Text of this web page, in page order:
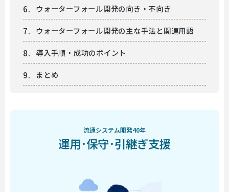
ウォーターフォール開発の向き・不向き
ウォーターフォール開発の主な手法と関連用語
導入手順・成功のポイント
まとめ
流通システム開発40年
運用･保守･引継ぎ支援